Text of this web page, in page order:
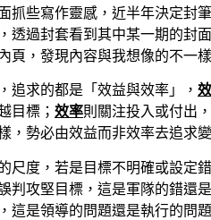
抓些寫作靈感，近半年決定封
透過封套看到其中某一期的封
頁，發現內容與我想像的不一
追求的都是「效益與效率」，
目標； 效率則關注投入或付出
，勢必由效益而非效率去追求變
尺度，若是目標不明確或設定
判攻堅目標，這是軍隊的錯還
這是領導的問題還是執行的問